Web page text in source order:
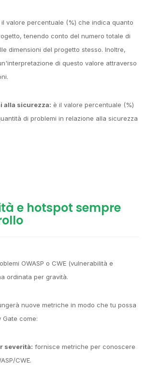
il valore percentuale (%) che indica quanto
tenendo conto del numero totale di
dimensioni del progetto stesso. Inoltre,
di questo valore attraverso
alla sicurezza: è il valore percentuale (%)
di problemi in relazione alla sicurezza
e hotspot sempre
OWASP o CWE (vulnerabilità e
ordinata per gravità.
nuove metriche in modo che tu possa
Gate come:
severità: fornisce metriche per conoscere
CWE.